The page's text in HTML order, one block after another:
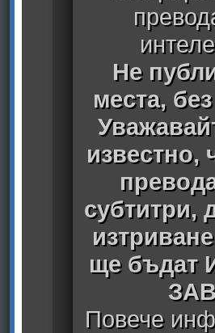
Не
места,
известно,
субтитри,
ще
Повече